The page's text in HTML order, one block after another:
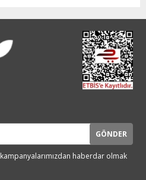
GÖNDER
kampanyalarımızdan haberdar olmak